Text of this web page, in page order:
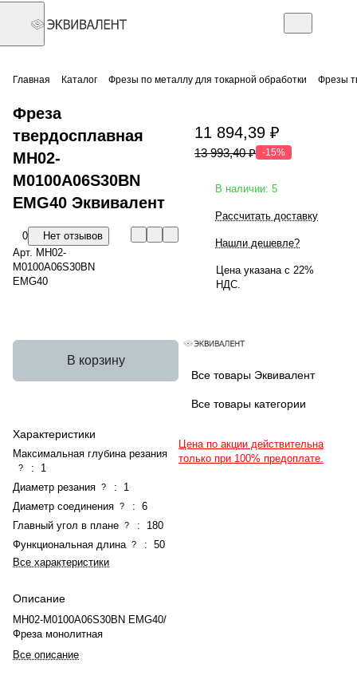
Главная Каталог Фрезы по металлу для токарной обработки Фрезы
Фреза
твердосплавная
MH02-
M0100A06S30BN
EMG40 Эквивалент
0
Нет отзывов
Арт. MH02-
M0100A06S30BN
EMG40
В корзину
Характеристики
Максимальная глубина резания
? :
1
Диаметр резания ? :
1
Диаметр соединения ? : 6
Главный угол в плане ? :
180
Функциональная длина ? : 50
Все характеристики
Описание
MH02-M0100A06S30BN EMG40/
Фреза монолитная
Все описание
11 894,39 ₽
13 993,40 ₽ -15%
В наличии: 5
Рассчитать доставку
Нашли дешевле?
Цена указана с 22%
НДС.
Все товары Эквивалент
Все товары категории
Цена по акции действительна
только при 100% предоплате.